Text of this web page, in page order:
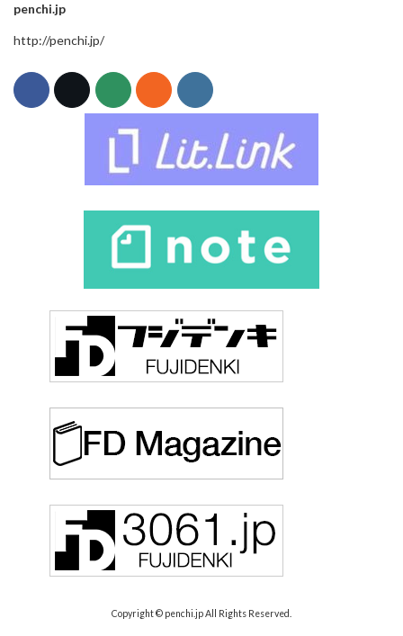
penchi.jp
http://penchi.jp/
Copyright © penchi.jp All Rights Reserved.